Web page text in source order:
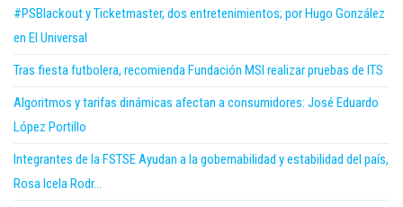
#PSBlackout y Ticketmaster, dos entretenimientos; por Hugo González
en El Universal
Tras fiesta futbolera, recomienda Fundación MSI realizar pruebas de ITS
Algoritmos y tarifas dinámicas afectan a consumidores: José Eduardo
López Portillo
Integrantes de la FSTSE Ayudan a la gobernabilidad y estabilidad del país,
Rosa Icela Rodr...